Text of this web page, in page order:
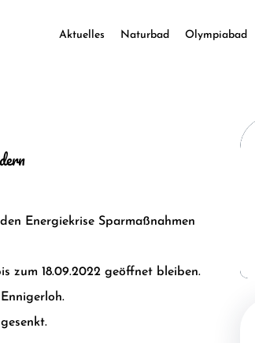
Aktuelles Naturbad Olympiabad
Energiekrise Sparmaßnahmen
zum 18.09.2022 geöffnet bleiben.